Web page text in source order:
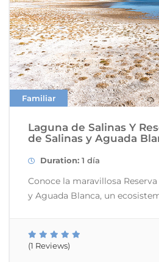
Familiar
Laguna de Salinas Y
de Salinas y Aguada
Duration: 1 día
Conoce la maravillosa
y Aguada Blanca, un
(1 Reviews)